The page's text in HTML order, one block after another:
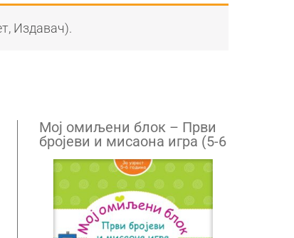
Издавач).
Mој омиљени блок – Први
бројеви и мисаона игра (5-6
годинa)